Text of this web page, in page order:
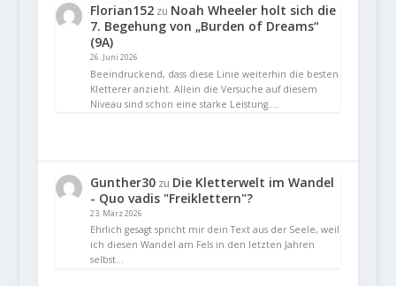
Florian152zu Noah Wheeler holt sich die
7. Begehung von „Burden of Dreams“
(9A)
26. Juni 2026
Beeindruckend, dass diese Linie weiterhin die besten
Kletterer anzieht. Allein die Versuche auf diesem
Niveau sind schon eine starke Leistung.…
Gunther30zu Die Kletterwelt im Wandel
- Quo vadis "Freiklettern"?
23. März 2026
Ehrlich gesagt spricht mir dein Text aus der Seele, weil
ich diesen Wandel am Fels in den letzten Jahren
selbst…